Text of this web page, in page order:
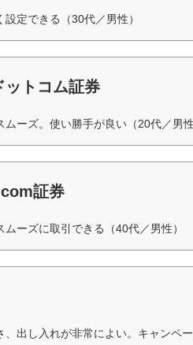
定できる（30代／男性）
ットコム証券
ムーズ。使い勝手が良い（20代／男性
証券
ムーズに取引できる（40代／男性）
、出し入れが非常によい。キャンペ